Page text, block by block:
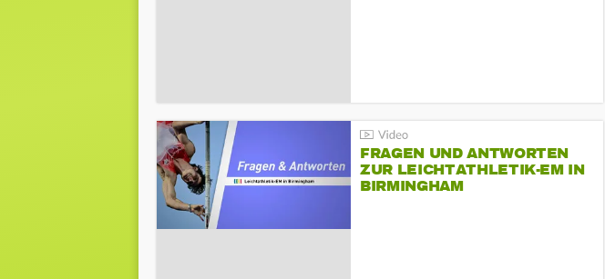
FRAGEN UND ANTWORTEN
ZUR LEICHTATHLETIK-EM IN
BIRMINGHAM